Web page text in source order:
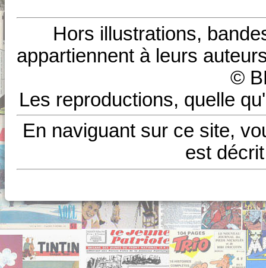
Hors illustrations,
appartiennent à leurs
©
Les reproductions, quelle
En naviguant sur ce site,
est